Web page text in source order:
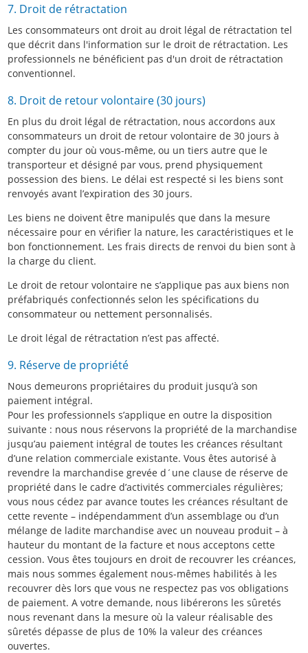
7. Droit de rétractation
Les consommateurs ont droit au droit légal de rétractation tel
que décrit dans l'information sur le droit de rétractation. Les
professionnels ne bénéficient pas d'un droit de rétractation
conventionnel.
8. Droit de retour volontaire (30 jours)
En plus du droit légal de rétractation, nous accordons aux
consommateurs un droit de retour volontaire de 30 jours à
compter du jour où vous-même, ou un tiers autre que le
transporteur et désigné par vous, prend physiquement
possession des biens. Le délai est respecté si les biens sont
renvoyés avant l’expiration des 30 jours.
Les biens ne doivent être manipulés que dans la mesure
nécessaire pour en vérifier la nature, les caractéristiques et le
bon fonctionnement. Les frais directs de renvoi du bien sont à
la charge du client.
Le droit de retour volontaire ne s’applique pas aux biens non
préfabriqués confectionnés selon les spécifications du
consommateur ou nettement personnalisés.
Le droit légal de rétractation n’est pas affecté.
9. Réserve de propriété
Nous demeurons propriétaires du produit jusqu’à son
paiement intégral.
Pour les professionnels s’applique en outre la disposition
suivante : nous nous réservons la propriété de la marchandise
jusqu’au paiement intégral de toutes les créances résultant
d’une relation commerciale existante. Vous êtes autorisé à
revendre la marchandise grevée d´une clause de réserve de
propriété dans le cadre d’activités commerciales régulières;
vous nous cédez par avance toutes les créances résultant de
cette revente – indépendamment d’un assemblage ou d’un
mélange de ladite marchandise avec un nouveau produit – à
hauteur du montant de la facture et nous acceptons cette
cession. Vous êtes toujours en droit de recouvrer les créances,
mais nous sommes également nous-mêmes habilités à les
recouvrer dès lors que vous ne respectez pas vos obligations
de paiement. A votre demande, nous libérerons les sûretés
nous revenant dans la mesure où la valeur réalisable des
sûretés dépasse de plus de 10% la valeur des créances
ouvertes.